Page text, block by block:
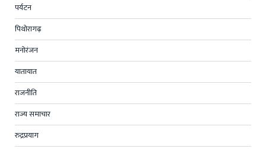
पर्यटन
पिथोरागढ़
मनोरंजन
यातायात
राजनीति
राज्य समाचार
रुद्रप्रयाग